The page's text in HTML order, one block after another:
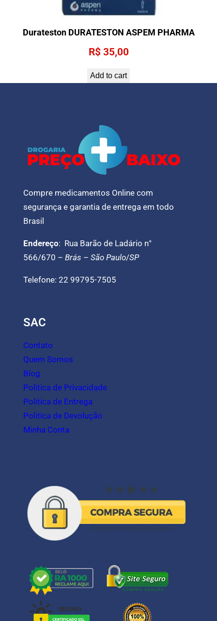
Durateston DURATESTON ASPEM PHARMA
R$ 35,00
Add to cart
Compre medicamentos Online com
segurança e garantia de entrega em todo
Brasil
Endereço: Rua Barão de Ladário n°
566/670 – Brás – São Paulo/SP
Telefone: 22 99795-7505
SAC
Contato
Quem Somos
Blog
Politica de Privacidade
Politica de Entrega
Politica de Devolução
Minha Conta